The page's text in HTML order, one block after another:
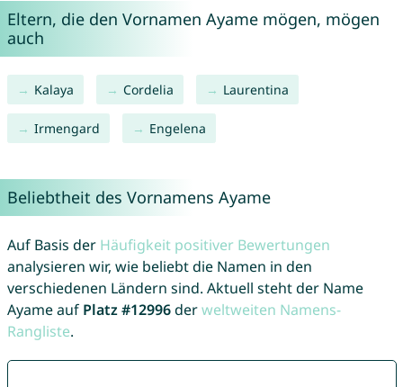
Eltern, die den Vornamen Ayame mögen, mögen
auch
Kalaya Cordelia Laurentina
Irmengard Engelena
Beliebtheit des Vornamens Ayame
Auf Basis der Häufigkeit positiver Bewertungen
analysieren wir, wie beliebt die Namen in den
verschiedenen Ländern sind. Aktuell steht der Name
Ayame auf Platz #12996derweltweiten Namens-
Rangliste.